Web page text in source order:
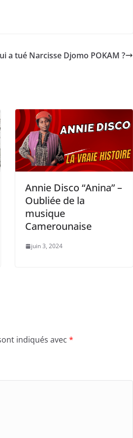
a tué Narcisse Djomo POKAM ?
Annie Disco “Anina” –
Oubliée de la
musique
Camerounaise
juin 3, 2024
indiqués avec *